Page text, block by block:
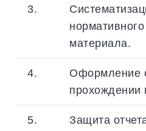
3.
материала.
4.
Оформление
прохождении
5. Защита